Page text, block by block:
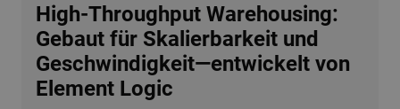
High-Throughput Warehousing:
Gebaut für Skalierbarkeit und
Geschwindigkeit—entwickelt von
Element Logic